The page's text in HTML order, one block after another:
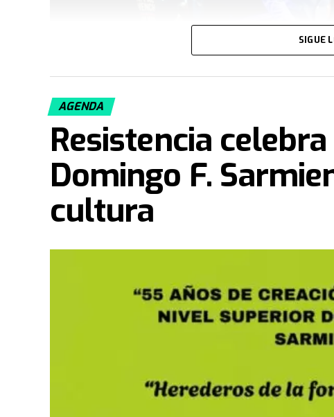
Paul y su esposa Becky Enenche, reconocidos
martes 16 de junio, a partir de las 19:00 horas, en
(Avenida Arribálzaga 2000).
SIGUE
AGENDA
Resistencia
Domingo F.
cultura